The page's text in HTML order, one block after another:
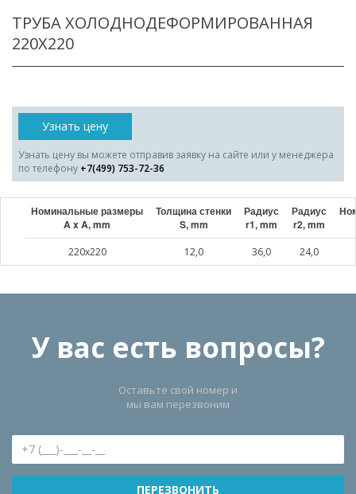
ТРУБА ХОЛОДНОДЕФОРМИРОВАННАЯ
220X220
Узнать цену
Узнать цену вы можете отправив заявку на сайте или у менеджера
по телефону +7(499) 753-72-36
Номинальные размеры
A x A, mm
Толщина стенки
S, mm
Радиус
r1, mm
Радиус
r2, mm
220x220 12,0 36,0 24,0
У вас есть вопросы?
Оставьте свой номер и
мы вам перезвоним